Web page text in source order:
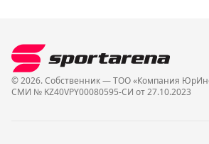
© 2026. Собственник — ТОО «Компания
СМИ № KZ40VPY00080595-СИ от 27.10.2023